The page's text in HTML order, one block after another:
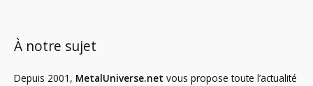
À notre sujet
Depuis 2001, MetalUniverse.net vous propose toute l’actualité